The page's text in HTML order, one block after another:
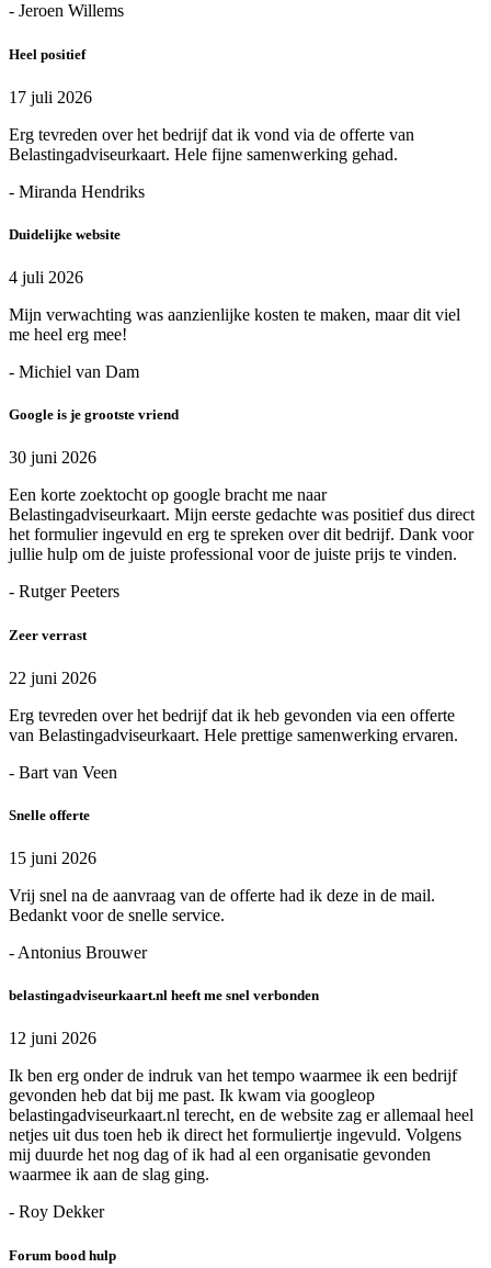
- Jeroen Willems
Heel positief
17 juli 2026
Erg tevreden over het bedrijf dat ik vond via de offerte van
Belastingadviseurkaart. Hele fijne samenwerking gehad.
- Miranda Hendriks
Duidelijke website
4 juli 2026
Mijn verwachting was aanzienlijke kosten te maken, maar dit viel
me heel erg mee!
- Michiel van Dam
Google is je grootste vriend
30 juni 2026
Een korte zoektocht op google bracht me naar
Belastingadviseurkaart. Mijn eerste gedachte was positief dus direct
het formulier ingevuld en erg te spreken over dit bedrijf. Dank voor
jullie hulp om de juiste professional voor de juiste prijs te vinden.
- Rutger Peeters
Zeer verrast
22 juni 2026
Erg tevreden over het bedrijf dat ik heb gevonden via een offerte
van Belastingadviseurkaart. Hele prettige samenwerking ervaren.
- Bart van Veen
Snelle offerte
15 juni 2026
Vrij snel na de aanvraag van de offerte had ik deze in de mail.
Bedankt voor de snelle service.
- Antonius Brouwer
belastingadviseurkaart.nl heeft me snel verbonden
12 juni 2026
Ik ben erg onder de indruk van het tempo waarmee ik een bedrijf
gevonden heb dat bij me past. Ik kwam via googleop
belastingadviseurkaart.nl terecht, en de website zag er allemaal heel
netjes uit dus toen heb ik direct het formuliertje ingevuld. Volgens
mij duurde het nog dag of ik had al een organisatie gevonden
waarmee ik aan de slag ging.
- Roy Dekker
Forum bood hulp